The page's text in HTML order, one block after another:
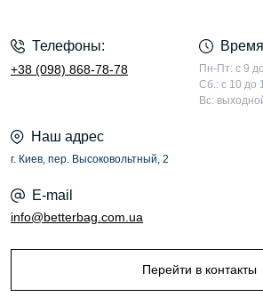
Телефоны:
+38 (098) 868-78-78
Пн-Пт: с 9
Сб.: с 10 до
Вс:
Наш адрес
г. Киев, пер. Высоковольтный, 2
E-mail
info@betterbag.com.ua
Перейти в контакты